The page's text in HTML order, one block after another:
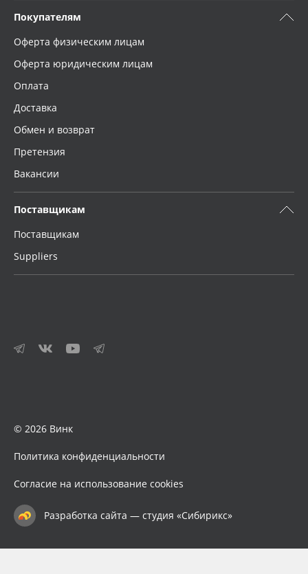
Покупателям
Оферта физическим лицам
Оферта юридическим лицам
Оплата
Доставка
Обмен и возврат
Претензия
Вакансии
Поставщикам
Поставщикам
Suppliers
© 2026 Винк
Политика конфиденциальности
Согласие на использование cookies
Разработка сайта — студия «Сибирикс»